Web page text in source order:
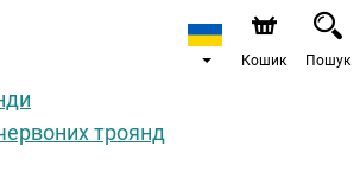
Кошик Пошук
троянд